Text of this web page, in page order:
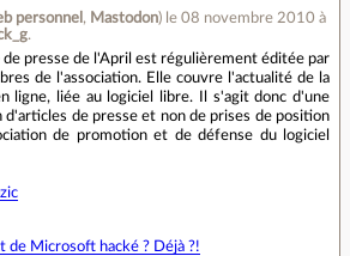
personnel , Mastodon) le 08 novembre 2010 à
.
de presse de l'April est régulièrement éditée par
de l'association. Elle couvre l'actualité de la
ligne, liée au logiciel libre. Il s'agit donc d'une
d'articles de presse et non de prises de position
de promotion et de défense du logiciel
de Microsoft hacké ? Déjà ?!